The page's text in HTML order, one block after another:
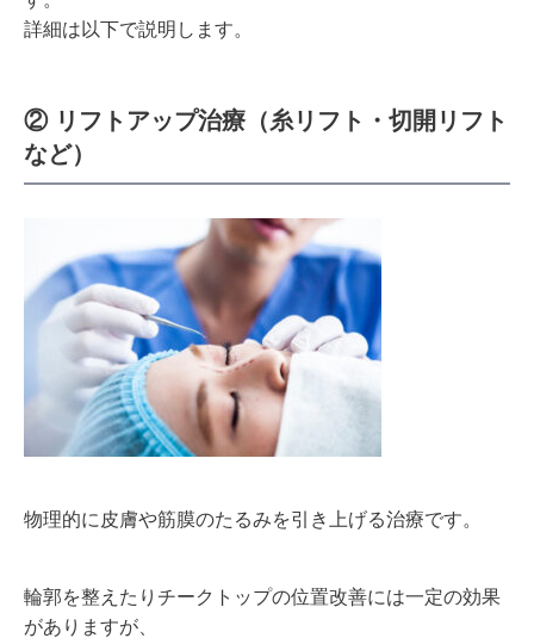
詳細は以下で説明します。
② リフトアップ治療（糸リフト・切開リフト
など）
物理的に皮膚や筋膜のたるみを引き上げる治療です。
輪郭を整えたりチークトップの位置改善には一定の効果
がありますが、